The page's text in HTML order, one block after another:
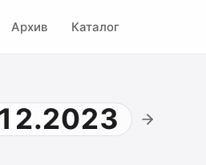
Архив Каталог